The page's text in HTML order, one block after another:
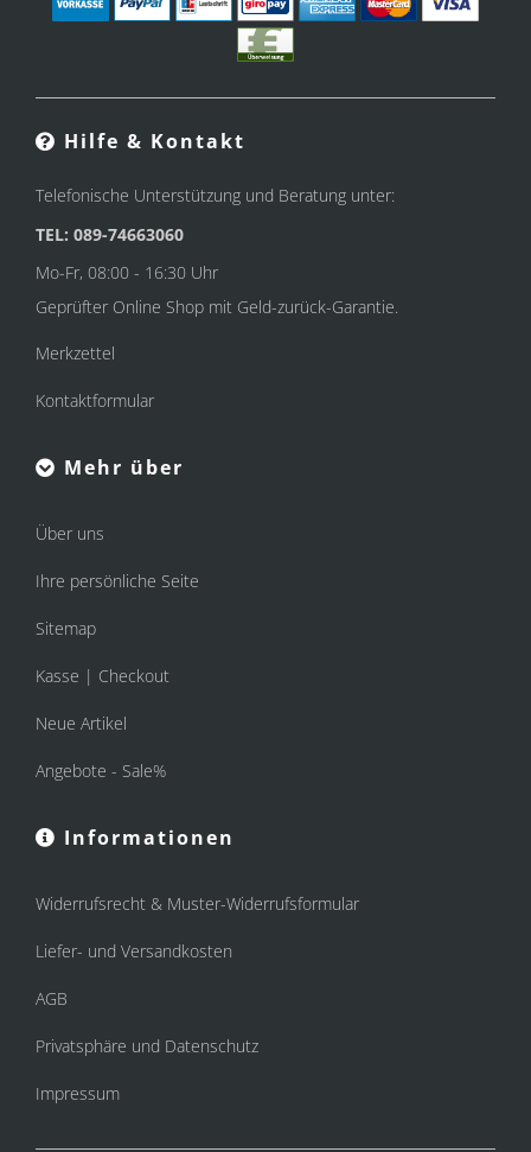
Hilfe & Kontakt
Telefonische Unterstützung und Beratung unter:
TEL: 089-74663060
Mo-Fr, 08:00 - 16:30 Uhr
Geprüfter Online Shop mit Geld-zurück-Garantie.
Merkzettel
Kontaktformular
Mehr über
Über uns
Ihre persönliche Seite
Sitemap
Kasse | Checkout
Neue Artikel
Angebote - Sale%
Informationen
Widerrufsrecht & Muster-Widerrufsformular
Liefer- und Versandkosten
AGB
Privatsphäre und Datenschutz
Impressum